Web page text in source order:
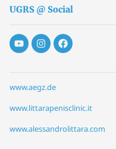
UGRS @ Social
www.aegz.de
www.littarapenisclinic.it
www.alessandrolittara.com